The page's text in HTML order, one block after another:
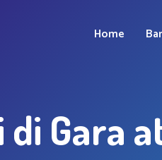
Home
di Gara